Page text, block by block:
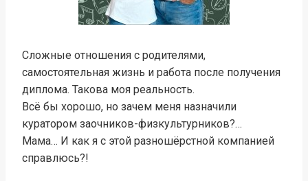
Сложные отношения с родителями,
самостоятельная жизнь и работа после получения
диплома. Такова моя реальность.
Всё бы хорошо, но зачем меня назначили
куратором заочников-физкультурников?…
Мама… И как я с этой разношёрстной компанией
справлюсь?!